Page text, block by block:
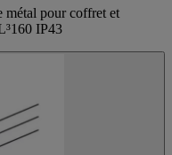
métal pour coffret et
IP43